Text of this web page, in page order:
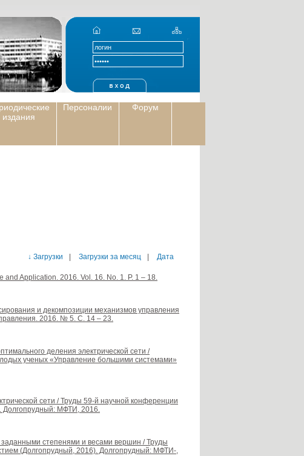
издания
Персоналии Форум
↓ Загрузки Загрузки за месяц Дата
and Application. 2016. Vol. 16. No. 1. P. 1 – 18.
и декомпозиции механизмов управления
2016. № 5. С. 14 – 23.
деления электрической сети /
ученых «Управление большими системами»
сети / Труды 59-й научной конференции
Долгопрудный: МФТИ, 2016.
степенями и весами вершин / Труды
(Долгопрудный, 2016). Долгопрудный: МФТИ-,